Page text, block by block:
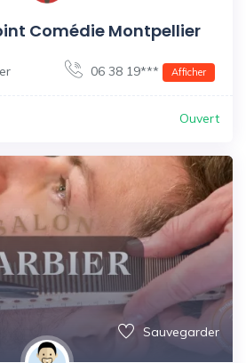
Comédie Montpellier
06 38 19*** Afficher
Ouvert
Sauvegarder